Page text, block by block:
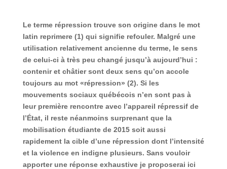
Le terme répression trouve son origine dans le mot
latin reprimere (1) qui signifie refouler. Malgré une
utilisation relativement ancienne du terme, le sens
de celui-ci à très peu changé jusqu’à aujourd’hui :
contenir et châtier sont deux sens qu’on accole
toujours au mot «répression» (2). Si les
mouvements sociaux québécois n’en sont pas à
leur première rencontre avec l’appareil répressif de
l’État, il reste néanmoins surprenant que la
mobilisation étudiante de 2015 soit aussi
rapidement la cible d’une répression dont l’intensité
et la violence en indigne plusieurs. Sans vouloir
apporter une réponse exhaustive je proposerai ici